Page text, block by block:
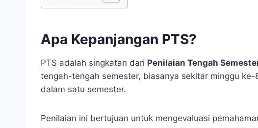
Apa Kepanjangan PTS?
PTS adalah singkatan dari Penilaian Tengah
tengah-tengah semester, biasanya sekitar minggu
dalam satu semester.
Penilaian ini bertujuan untuk mengevaluasi